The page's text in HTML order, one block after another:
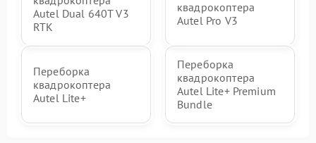
Autel Dual 640T V3
RTK
квадрокоптера
Autel Pro V3
Переборка
квадрокоптера
Autel Lite+
Переборка
квадрокоптера
Autel Lite+ Premium
Bundle